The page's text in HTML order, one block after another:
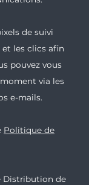
de suivi
les clics afin
pouvez vous
via les
e-mails.
Politique de
Distribution de